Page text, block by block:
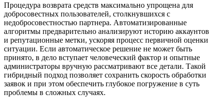
Процедура возврата средств максимально упрощена для
добросовестных пользователей, столкнувшихся с
недобросовестностью партнера. Автоматизированные
алгоритмы предварительно анализируют историю аккаунтов
и репутационные метки, ускоряя процесс первичной оценки
ситуации. Если автоматическое решение не может быть
принято, в дело вступает человеческий фактор и опытные
администраторы вручную рассматривают все детали. Такой
гибридный подход позволяет сохранить скорость обработки
заявок и при этом обеспечить глубокое погружение в суть
проблемы в сложных случаях.